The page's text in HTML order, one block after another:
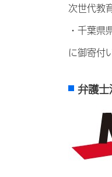
次世代教
・千葉県
に御寄付
弁護